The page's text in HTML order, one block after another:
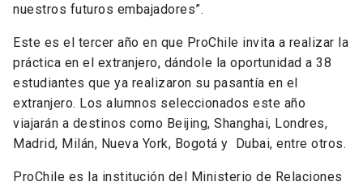
nuestros futuros embajadores”.
Este es el tercer año en que ProChile invita a realizar la
práctica en el extranjero, dándole la oportunidad a 38
estudiantes que ya realizaron su pasantía en el
extranjero. Los alumnos seleccionados este año
viajarán a destinos como Beijing, Shanghai, Londres,
Madrid, Milán, Nueva York, Bogotá y Dubai, entre otros.
ProChile es la institución del Ministerio de Relaciones